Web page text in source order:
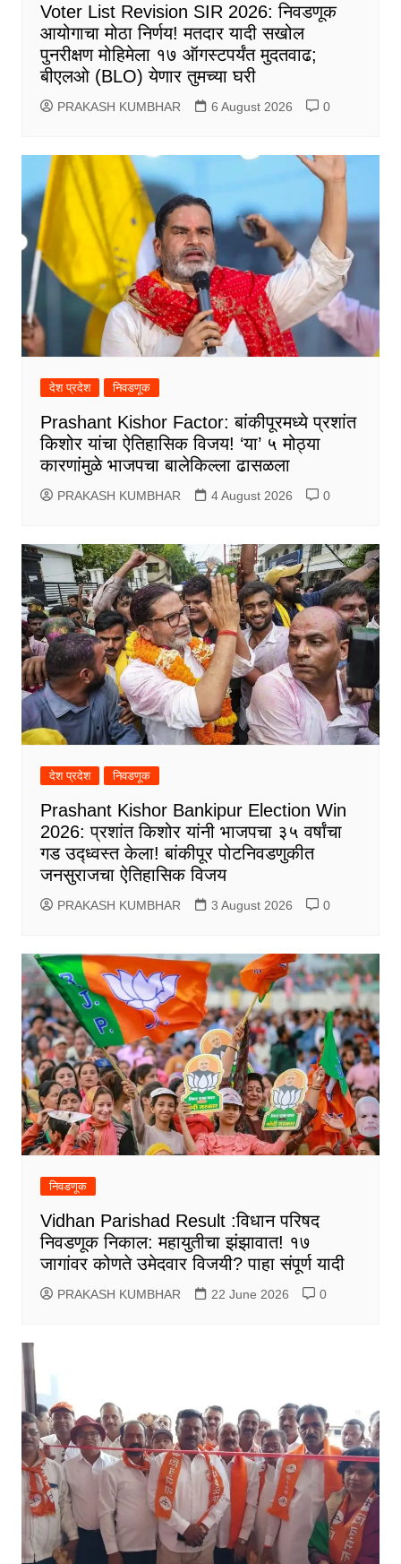
Voter List Revision SIR 2026: निवडणूक
आयोगाचा मोठा निर्णय! मतदार यादी सखोल
पुनरीक्षण मोहिमेला १७ ऑगस्टपर्यंत मुदतवाढ;
बीएलओ (BLO) येणार तुमच्या घरी
PRAKASH KUMBHAR 6 August 2026 0
देश प्रदेश निवडणूक
Prashant Kishor Factor: बांकीपूरमध्ये प्रशांत
किशोर यांचा ऐतिहासिक विजय! ‘या’ ५ मोठ्या
कारणांमुळे भाजपचा बालेकिल्ला ढासळला
PRAKASH KUMBHAR 4 August 2026 0
देश प्रदेश निवडणूक
Prashant Kishor Bankipur Election Win
2026: प्रशांत किशोर यांनी भाजपचा ३५ वर्षांचा
गड उद्ध्वस्त केला! बांकीपूर पोटनिवडणुकीत
जनसुराजचा ऐतिहासिक विजय
PRAKASH KUMBHAR 3 August 2026 0
निवडणूक
Vidhan Parishad Result :विधान परिषद
निवडणूक निकाल: महायुतीचा झंझावात! १७
जागांवर कोणते उमेदवार विजयी? पाहा संपूर्ण यादी
PRAKASH KUMBHAR 22 June 2026 0